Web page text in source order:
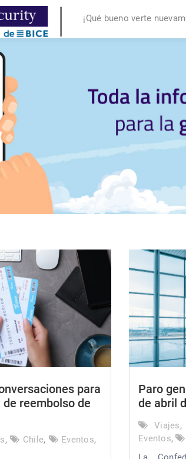
¡Qué bueno verte
para
reembolso de
, Chile, Eventos,
Paro
de abril
Viajes,
Eventos,